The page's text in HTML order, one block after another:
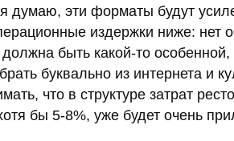
думаю, эти форматы будут
издержки ниже: нет
быть какой-то
буквально из интернета и
что в структуре затрат
бы 5-8%, уже будет очень